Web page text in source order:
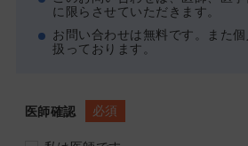
に限らさせていただきます。
お問い合わせは無料です。また
扱っております。
医師確認 必須